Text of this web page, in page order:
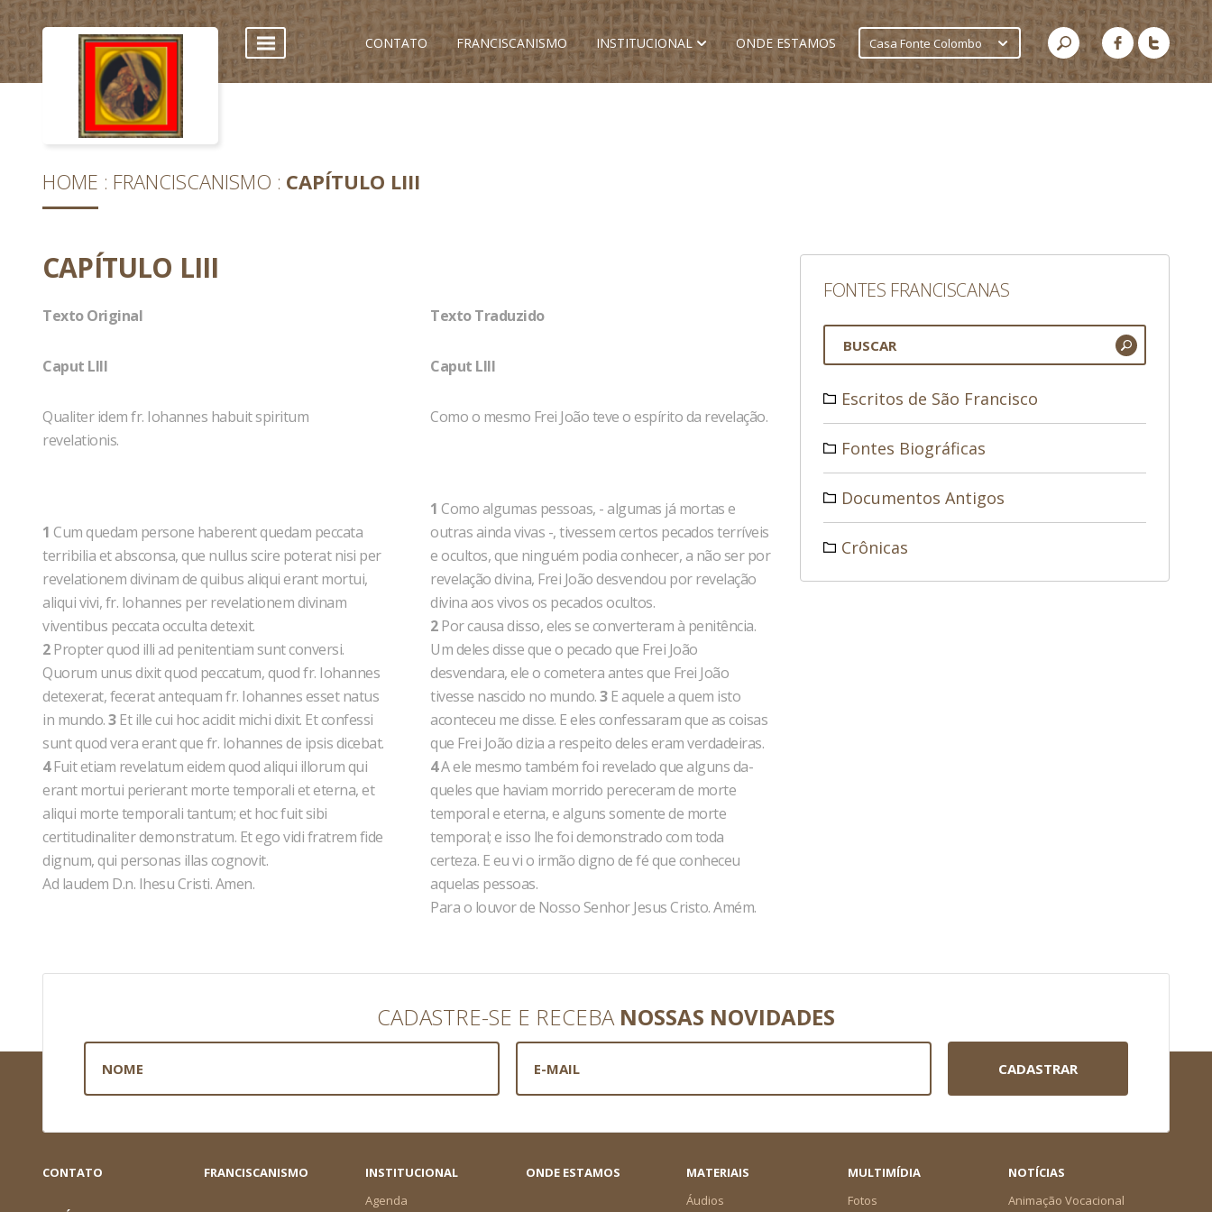
CONTATO FRANCISCANISMO INSTITUCIONAL ONDE ESTAMOS Casa Fonte Colombo
HOME FRANCISCANISMO CAPÍTULO LIII
CAPÍTULO LIII
Texto Original
Caput LIII
Qualiter idem fr. Iohannes habuit spiritum
revelationis.
1 Cum quedam persone haberent quedam peccata
terribilia et absconsa, que nullus scire poterat nisi per
revelationem divinam de quibus aliqui erant mortui,
aliqui vivi, fr. Iohannes per revelationem divinam
viventibus peccata occulta detexit.
2Propter quod illi ad penitentiam sunt conversi.
Quorum unus dixit quod peccatum, quod fr. Iohannes
detexerat, fecerat antequam fr. Iohannes esset natus
in mundo.3Et ille cui hoc acidit michi dixit. Et confessi
sunt quod vera erant que fr. Iohannes de ipsis dicebat.
4Fuit etiam revelatum eidem quod aliqui illorum qui
erant mortui perierant morte temporali et eterna, et
aliqui morte temporali tantum; et hoc fuit sibi
certitudinaliter demonstratum. Et ego vidi fratrem fide
dignum, qui personas illas cognovit.
Ad laudem D.n. Ihesu Cristi. Amen.
Texto Traduzido
Caput LIII
Como o mesmo Frei João teve o espírito da revelação.
1 Como algumas pessoas, - algumas já mortas e
outras ainda vivas -, tivessem certos pecados terríveis
e ocultos, que ninguém podia conhecer, a não ser por
revela­ção divina, Frei João desvendou por revelação
divina aos vivos os pecados ocultos.
2Por causa disso, eles se converteram à penitência.
Um deles disse que o pecado que Frei João
desvendara, ele o cometera an­tes que Frei João
tivesse nascido no mundo.3E aquele a quem isto
aconteceu me disse. E eles confessaram que as coisas
que Frei João dizia a respeito deles eram verdadeiras.
4A ele mesmo também foi revelado que alguns da­
queles que haviam morrido pereceram de morte
temporal e eter­na, e alguns somente de morte
temporal; e isso lhe foi demonstra­do com toda
certeza. E eu vi o irmão digno de fé que conheceu
aquelas pessoas.
Para o louvor de Nosso Senhor Jesus Cristo. Amém.
FONTES FRANCISCANAS
Escritos de São Francisco
Fontes Biográficas
Documentos Antigos
Crônicas
CADASTRE-SE E RECEBA NOSSAS NOVIDADES
CADASTRAR
CONTATO FRANCISCANISMO
INSTITUCIONAL
Agenda
ONDE ESTAMOS
MATERIAIS
Áudios
MULTIMÍDIA
Fotos
NOTÍCIAS
Animação Vocacional